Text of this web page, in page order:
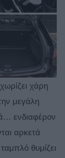
χάρη
μεγάλη
ενδιαφέρον
αρκετά
θυμίζει